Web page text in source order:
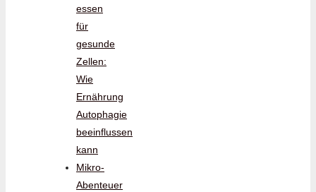
essen
für
gesunde
Zellen:
Wie
Ernährung
Autophagie
beeinflussen
kann
Mikro-
Abenteuer